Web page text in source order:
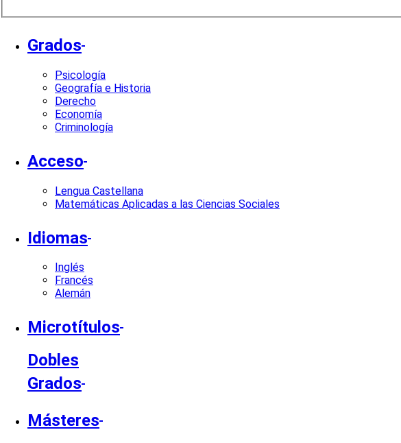
Grados
Psicología
Geografía e Historia
Derecho
Economía
Criminología
Acceso
Lengua Castellana
Matemáticas Aplicadas a las Ciencias Sociales
Idiomas
Inglés
Francés
Alemán
Microtítulos
Dobles
Grados
Másteres